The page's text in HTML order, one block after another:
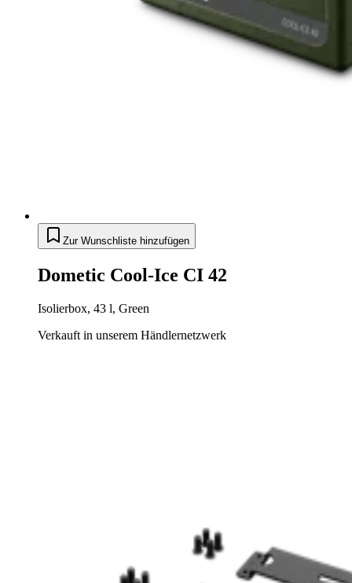
Zur Wunschliste hinzufügen
Dometic Cool-Ice CI 42
Isolierbox, 43 l, Green
Verkauft in unserem Händlernetzwerk